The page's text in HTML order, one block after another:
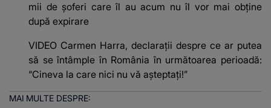
mii de șoferi care îl au acum nu îl vor mai obține
după expirare
VIDEO Carmen Harra, declarații despre ce ar putea
să se întâmple în România în următoarea perioadă:
“Cineva la care nici nu vă așteptați!”
MAI MULTE DESPRE: